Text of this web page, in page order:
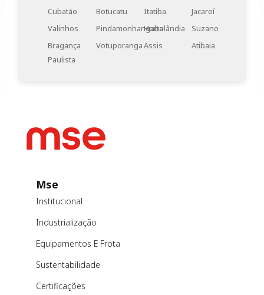
Cubatão
Botucatu Itatiba
Jacareí
Valinhos
PindamonhangabaHortolândia
Suzano
Bragança
Paulista
VotuporangaAssis Atibaia
Mse
Institucional
Industrialização
Equipamentos E Frota
Sustentabilidade
Certificações